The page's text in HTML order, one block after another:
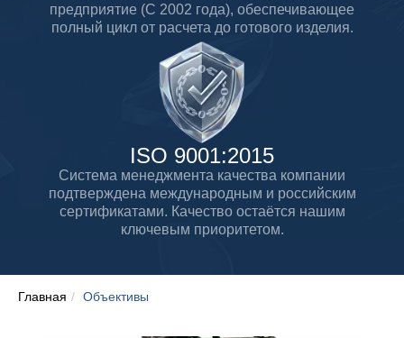
предприятие (С 2002 года), обеспечивающее
полный цикл от расчета до готового изделия.
ISO 9001:2015
Система менеджмента качества компании
подтверждена международным и российским
сертификатами. Качество остаётся нашим
ключевым приоритетом.
Главная / Объективы